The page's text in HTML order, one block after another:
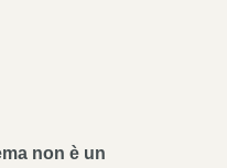
non è un